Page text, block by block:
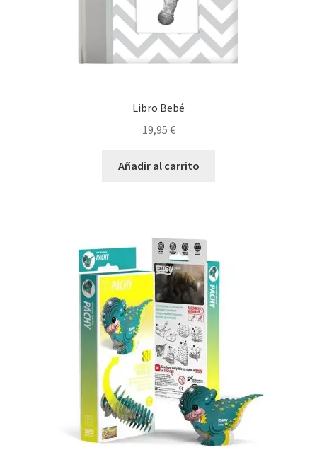
Libro Bebé
19,95 €
Añadir al carrito